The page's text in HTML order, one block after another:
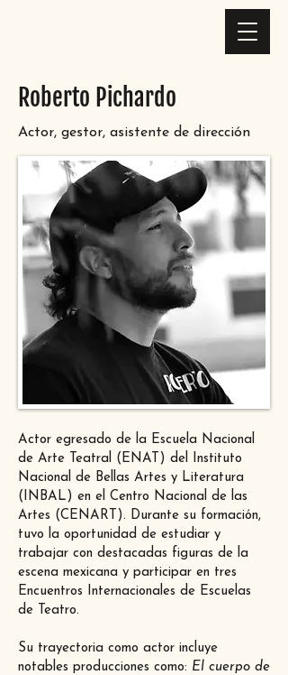
Roberto Pichardo
Actor, gestor, asistente de dirección
Actor egresado de la Escuela Nacional
de Arte Teatral (ENAT) del Instituto
Nacional de Bellas Artes y Literatura
(INBAL) en el Centro Nacional de las
Artes (CENART). Durante su formación,
tuvo la oportunidad de estudiar y
trabajar con destacadas figuras de la
escena mexicana y participar en tres
Encuentros Internacionales de Escuelas
de Teatro.
Su trayectoria como actor incluye
notables producciones como: El cuerpo de